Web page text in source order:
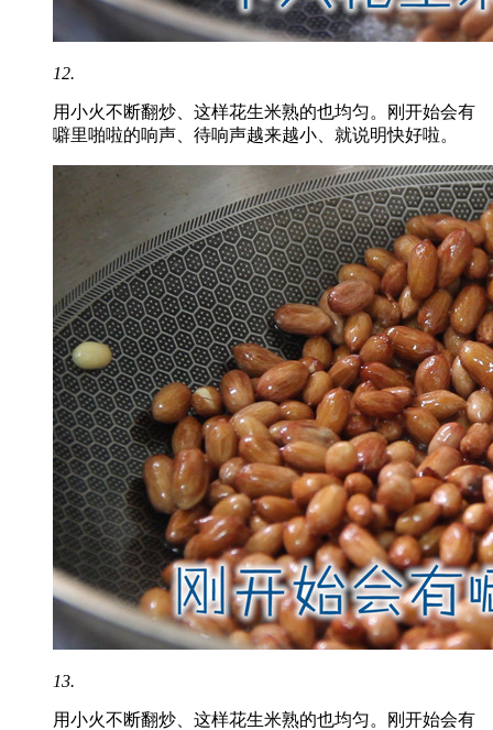
12.
用小火不断翻炒、这样花生米熟的也均匀。刚开始会有
噼里啪啦的响声、待响声越来越小、就说明快好啦。
13.
用小火不断翻炒、这样花生米熟的也均匀。刚开始会有